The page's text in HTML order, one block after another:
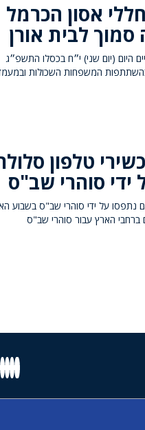
הזיכרון ה-12 לחללי אסון הכרמל
לבית אורן
התקיים היום (יום שני) י״ח בכסלו התשפ״ג
בהשתתפות המשפחות השכולות
טלפון
ידי סוהרי שב"ס
נתפסו על ידי סוהרי שב"ס בשבוע
ברחבי הארץ עבור סוהרי שב"ס